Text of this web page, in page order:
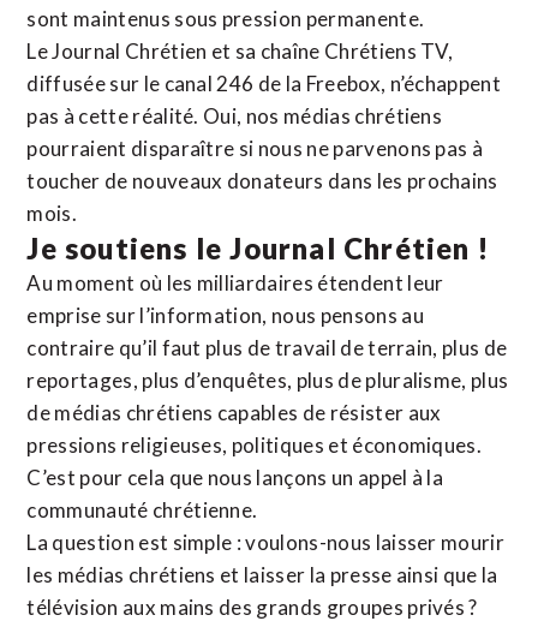
sont maintenus sous pression permanente.
Le Journal Chrétien et sa chaîne Chrétiens TV,
diffusée sur le canal 246 de la Freebox, n’échappent
pas à cette réalité. Oui, nos médias chrétiens
pourraient disparaître si nous ne parvenons pas à
toucher de nouveaux donateurs dans les prochains
mois.
Je soutiens le Journal Chrétien !
Au moment où les milliardaires étendent leur
emprise sur l’information, nous pensons au
contraire qu’il faut plus de travail de terrain, plus de
reportages, plus d’enquêtes, plus de pluralisme, plus
de médias chrétiens capables de résister aux
pressions religieuses, politiques et économiques.
C’est pour cela que nous lançons un appel à la
communauté chrétienne.
La question est simple : voulons-nous laisser mourir
les médias chrétiens et laisser la presse ainsi que la
télévision aux mains des grands groupes privés ?